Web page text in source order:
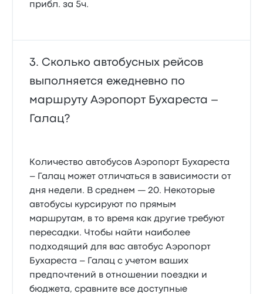
прибл. за 5ч.
Сколько автобусных рейсов
выполняется ежедневно по
маршруту Аэропорт Бухареста –
Галац?
Количество автобусов Аэропорт Бухареста
– Галац может отличаться в зависимости от
дня недели. В среднем — 20. Некоторые
автобусы курсируют по прямым
маршрутам, в то время как другие требуют
пересадки. Чтобы найти наиболее
подходящий для вас автобус Аэропорт
Бухареста – Галац с учетом ваших
предпочтений в отношении поездки и
бюджета, сравните все доступные